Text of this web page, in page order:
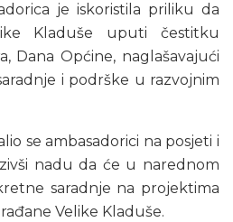
je iskoristila priliku da
Kladuše uputi čestitku
Dana Općine, naglašavajući
i podrške u razvojnim
se ambasadorici na posjeti i
nadu da će u narednom
saradnje na projektima
Velike Kladuše.